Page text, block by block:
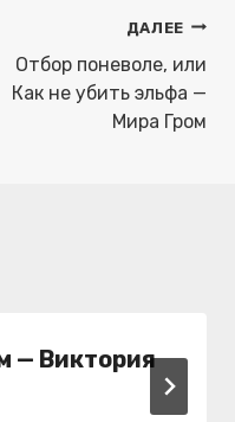
ДАЛЕЕ
Отбор поневоле, или
Как не убить эльфа —
Мира Гром
— Виктория